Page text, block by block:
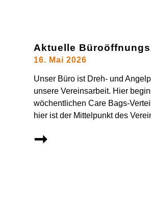
Aktuelle
16. Mai 2026
Unser Büro ist Dreh- und
unsere Vereinsarbeit. Hier
wöchentlichen Care Bags-
hier ist der Mittelpunkt des
➞